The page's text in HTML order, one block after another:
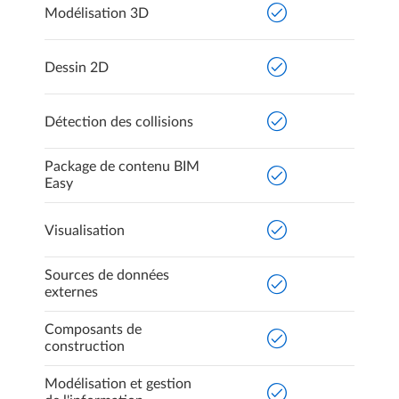
Modélisation 3D
Dessin 2D
Détection des collisions
Package de contenu BIM
Easy
Visualisation
Sources de données
externes
Composants de
construction
Modélisation et gestion